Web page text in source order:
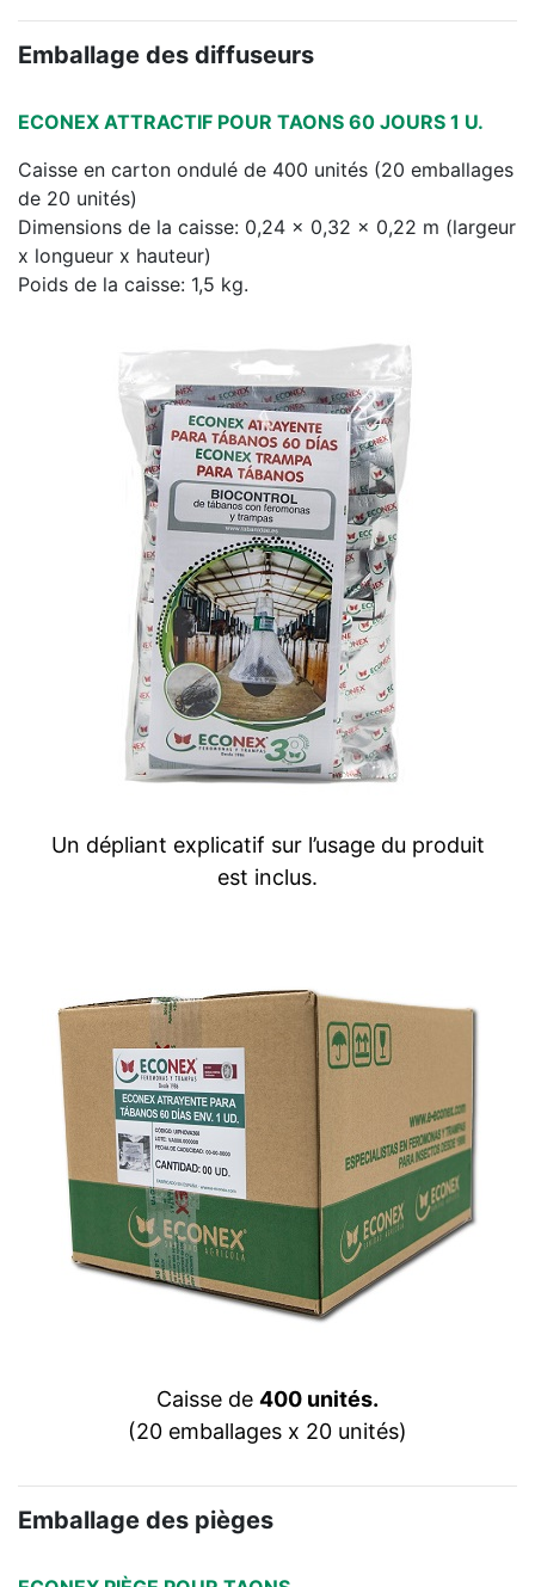
Emballage des diffuseurs
ECONEX ATTRACTIF POUR TAONS 60 JOURS 1 U.
Caisse en carton ondulé de 400 unités (20 emballages
de 20 unités)
Dimensions de la caisse: 0,24 x 0,32 x 0,22 m (largeur
x longueur x hauteur)
Poids de la caisse: 1,5 kg.
Un dépliant explicatif sur l’usage du produit
est inclus.
Caisse de 400 unités.
(20 emballages x 20 unités)
Emballage des pièges